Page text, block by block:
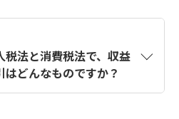
、収益から控除します。こ
様です。法人税法におい
等の内容や算定基準を相手
法と消費税法で、収益
どんなものですか？